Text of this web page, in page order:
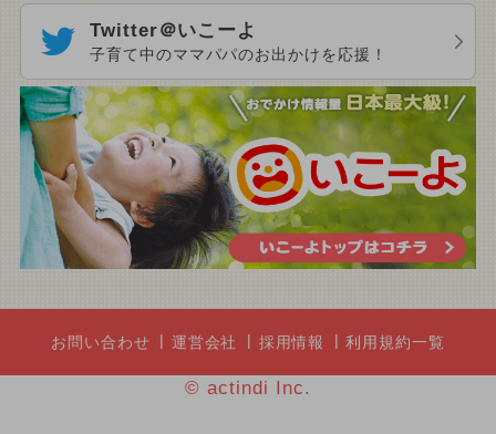
Twitter＠いこーよ
子育て中のママパパのお出かけを応援！
お問い合わせ 運営会社 採用情報 利用規約一覧
© actindi Inc.